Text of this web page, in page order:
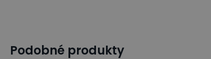
7 tipů: Jak si zařídit domácí dílnu [snadno a chytře]
Podobné produkty